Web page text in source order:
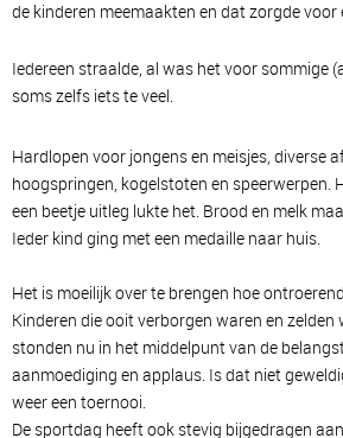
de kinderen meemaakten en dat zorgde voor
Iedereen straalde, al was het voor sommige
soms zelfs iets te veel.
Hardlopen voor jongens en meisjes, diverse
hoogspringen, kogelstoten en speerwerpen.
een beetje uitleg lukte het. Brood en melk
Ieder kind ging met een medaille naar huis.
Het is moeilijk over te brengen hoe
Kinderen die ooit verborgen waren en zelden
stonden nu in het middelpunt van de
aanmoediging en applaus. Is dat niet
weer een toernooi.
De sportdag heeft ook stevig bijgedragen